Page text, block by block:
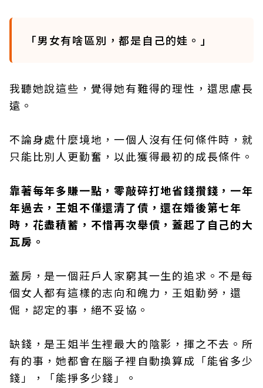
「男女有啥區別，都是自己的娃。」
我聽她說這些，覺得她有難得的理性，還思慮長
遠。
不論身處什麼境地，一個人沒有任何條件時，就
只能比別人更勤奮，以此獲得最初的成長條件。
靠著每年多賺一點，零敲碎打地省錢攢錢，一年
年過去，王姐不僅還清了債，還在婚後第七年
時，花盡積蓄，不惜再次舉債，蓋起了自己的大
瓦房。
蓋房，是一個莊戶人家窮其一生的追求。不是每
個女人都有這樣的志向和魄力，王姐勤勞，還
倔，認定的事，絕不妥協。
缺錢，是王姐半生裡最大的陰影，揮之不去。所
有的事，她都會在腦子裡自動換算成「能省多少
錢」，「能掙多少錢」。